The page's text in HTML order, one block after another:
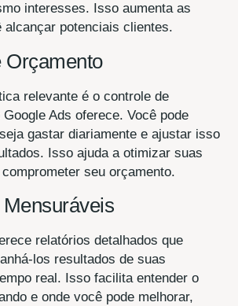
interesses. Isso aumenta as
alcançar potenciais clientes.
Orçamento
relevante é o controle de
Ads oferece. Você pode
gastar diariamente e ajustar isso
Isso ajuda a otimizar suas
seu orçamento.
relatórios detalhados que
los resultados de suas
real. Isso facilita entender o
e onde você pode melhorar,